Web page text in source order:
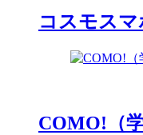
コスモスマ
COMO!（